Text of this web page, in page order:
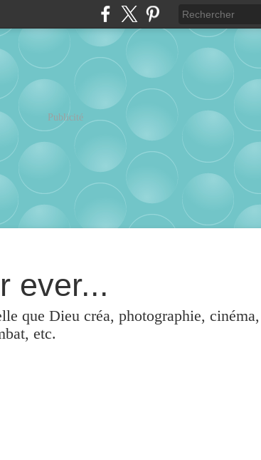
Publicité
ever...
que Dieu créa, photographie,
etc.